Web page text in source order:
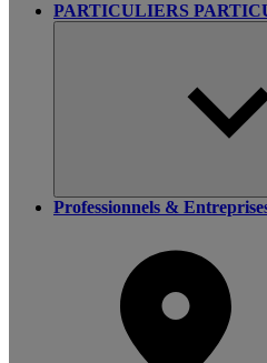
PARTICULIERS
Professionnels &